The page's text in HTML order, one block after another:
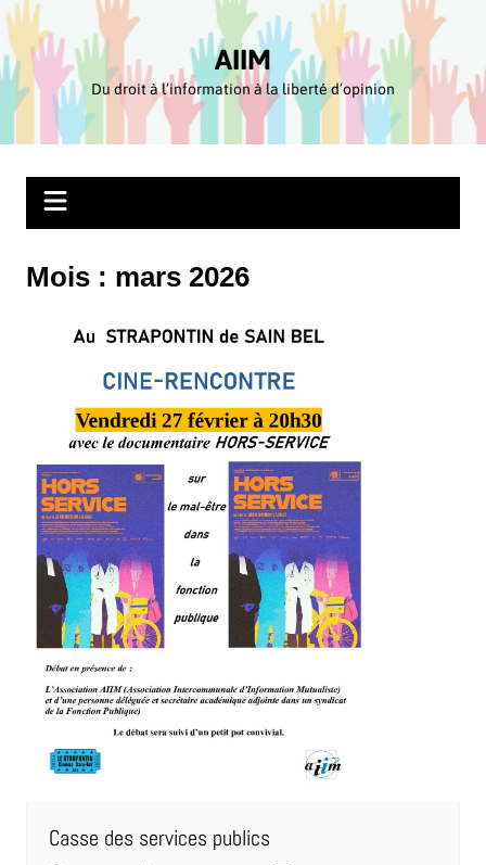
Aller
au
contenu
AIIM
Du droit à l’information à la liberté d’opinion
Mois : mars 2026
Casse des services publics